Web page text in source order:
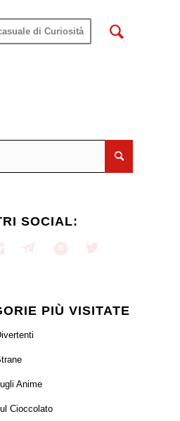
di Curiosità
SOCIAL:
PIÙ VISITATE
Anime
Cioccolato